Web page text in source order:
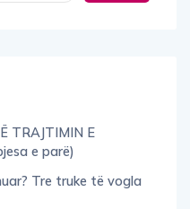
TRAJTIMIN E
e parë)
Tre truke të vogla